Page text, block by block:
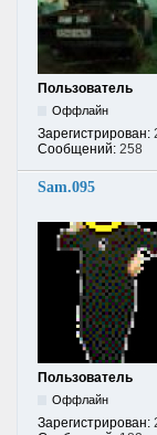
Пользователь
Оффлайн
Зарегистрирован:
Сообщений: 258
Sam.095
Пользователь
Оффлайн
Зарегистрирован: